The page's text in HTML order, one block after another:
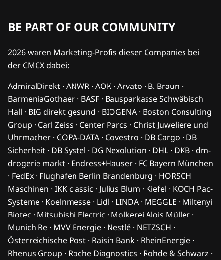
BE PART OF OUR COMMUNITY
2026 waren Marketing-Profis dieser Companies bei
der CMCX dabei:
AdmiralDirekt · ANWR · AOK · Arvato · B. Braun ·
BarmeniaGothaer · BASF · Bausparkasse Schwäbisch
Hall · BIG direkt gesund · BIOGENA · Boston Consulting
Group · Carl Zeiss · Center Parcs · Christ Juweliere und
Uhrmacher · COPA-DATA · Covestro · DB Cargo · DB
Sicherheit · DB Systel · DG Nexolution · DHL · DKB · dm-
drogerie markt · Endress+Hauser · FC Bayern München
· FedEx · Flughafen Berlin Brandenburg · HORSCH
Maschinen · IKK classic · Julius Blum · Kiefel · KOCH Pac-
Systeme · Koelnmesse · Lidl · LINDA · MEGGLE · Miltenyi
Biotec · Mitsubishi Electric · Molkerei Alois Müller ·
Munich Re · MVV Energie · Nestlé · NETZSCH ·
Österreichische Post · Raisin Bank · RheinEnergie ·
Rhenus Group · Roche Diagnostics · Rohde & Schwarz ·